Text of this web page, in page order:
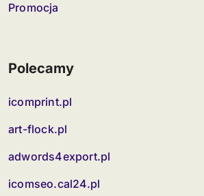
Promocja
Polecamy
icomprint.pl
art-flock.pl
adwords4export.pl
icomseo.cal24.pl